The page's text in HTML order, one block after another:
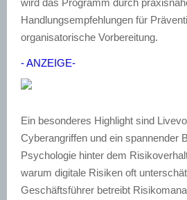
Handlungsempfehlungen für
organisatorische Vorbereitung.
- ANZEIGE-
Ein besonderes Highlight sind
Cyberangriffen und ein spannender
Psychologie hinter dem
warum digitale Risiken oft
Geschäftsführer betreibt